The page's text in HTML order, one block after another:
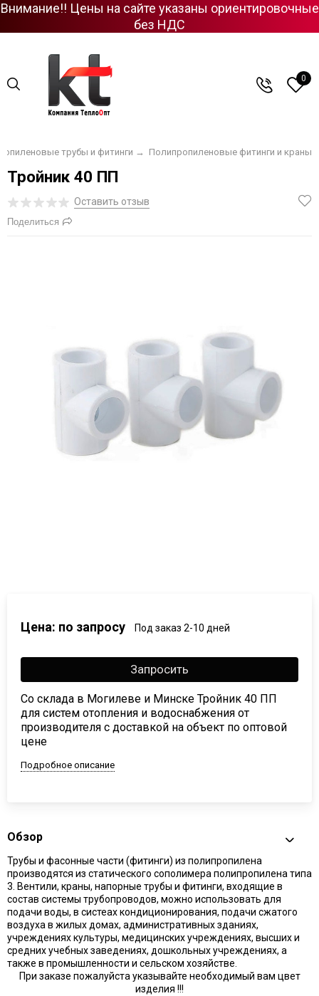
Внимание!! Цены на сайте указаны ориентировочные
без НДС
0
трубы и фитинги → Полипропиленовые фитинги и краны
Тройник 40 ПП
Оставить отзыв
Поделиться
Цена: по запросу Под заказ 2-10 дней
Запросить
Со склада в Могилеве и Минске Тройник 40 ПП
для систем отопления и водоснабжения от
производителя с доставкой на объект по оптовой
цене
Подробное описание
Обзор
Трубы и фасонные части (фитинги) из полипропилена
производятся из статического сополимера полипропилена типа
3. Вентили, краны, напорные трубы и фитинги, входящие в
состав системы трубопроводов, можно использовать для
подачи воды, в систеах кондиционирования, подачи сжатого
воздуха в жилых домах, административных зданиях,
учреждениях культуры, медицинских учреждениях, высших и
средних учебных заведениях, дошкольных учреждениях, а
также в промышленности и сельском хозяйстве.
При заказе пожалуйста указывайте необходимый вам цвет
изделия !!!